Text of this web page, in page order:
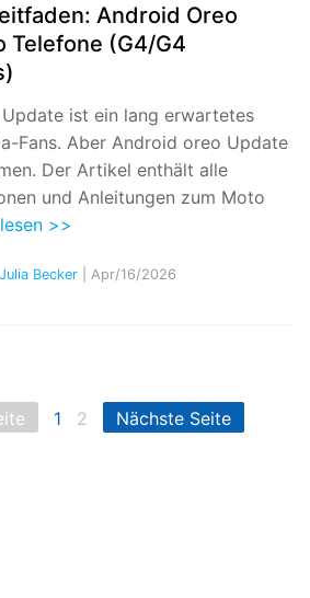
Android Oreo
Telefone (G4/G4
ist ein lang erwartetes
Fans. Aber Android oreo Update
Der Artikel enthält alle
und Anleitungen zum Moto
>>
Julia Becker | Apr/16/2026
1 2 Nächste Seite